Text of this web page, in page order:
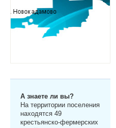
А знаете ли вы?
На территории поселения
находятся 49
крестьянско-фермерских